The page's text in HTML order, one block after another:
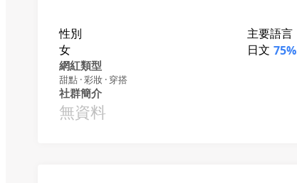
性別
女
主要語言
日文 75%
網紅類型
甜點 · 彩妝 · 穿搭
社群簡介
無資料